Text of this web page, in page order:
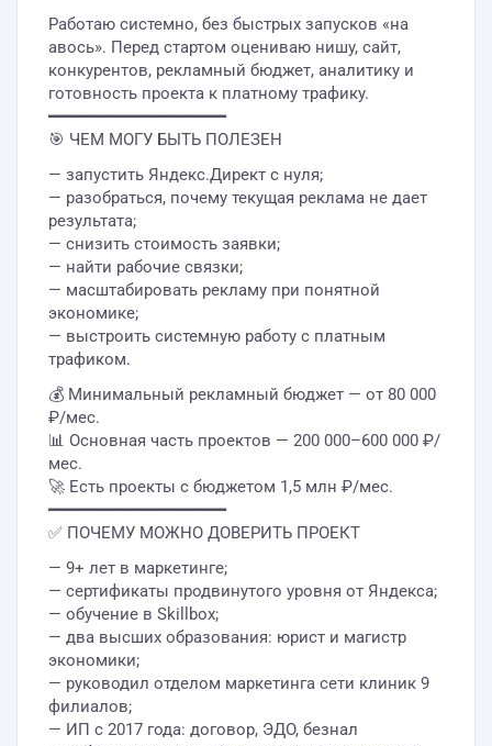
Работаю системно, без быстрых запусков «на
авось». Перед стартом оцениваю нишу, сайт,
конкурентов, рекламный бюджет, аналитику и
готовность проекта к платному трафику.
━━━━━━━━━━━━━━━━━━
🎯 ЧЕМ МОГУ БЫТЬ ПОЛЕЗЕН
— запустить Яндекс.Директ с нуля;
— разобраться, почему текущая реклама не дает
результата;
— снизить стоимость заявки;
— найти рабочие связки;
— масштабировать рекламу при понятной
экономике;
— выстроить системную работу с платным
трафиком.
💰 Минимальный рекламный бюджет — от 80 000
₽/мес.
📊 Основная часть проектов — 200 000–600 000 ₽/
мес.
🚀 Есть проекты с бюджетом 1,5 млн ₽/мес.
━━━━━━━━━━━━━━━━━━
✅ ПОЧЕМУ МОЖНО ДОВЕРИТЬ ПРОЕКТ
— 9+ лет в маркетинге;
— сертификаты продвинутого уровня от Яндекса;
— обучение в Skillbox;
— два высших образования: юрист и магистр
экономики;
— руководил отделом маркетинга сети клиник 9
филиалов;
— ИП с 2017 года: договор, ЭДО, безнал